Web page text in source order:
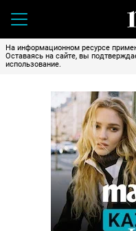
На информационном ресурсе
Оставаясь на сайте, вы
использование.